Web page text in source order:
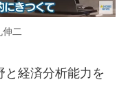
二
と経済分析能力を